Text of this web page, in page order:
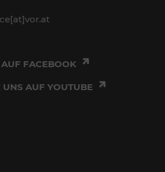
FACEBOOK
AUF YOUTUBE